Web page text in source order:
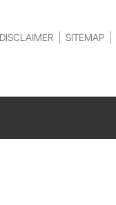
DISCLAIMER SITEMAP